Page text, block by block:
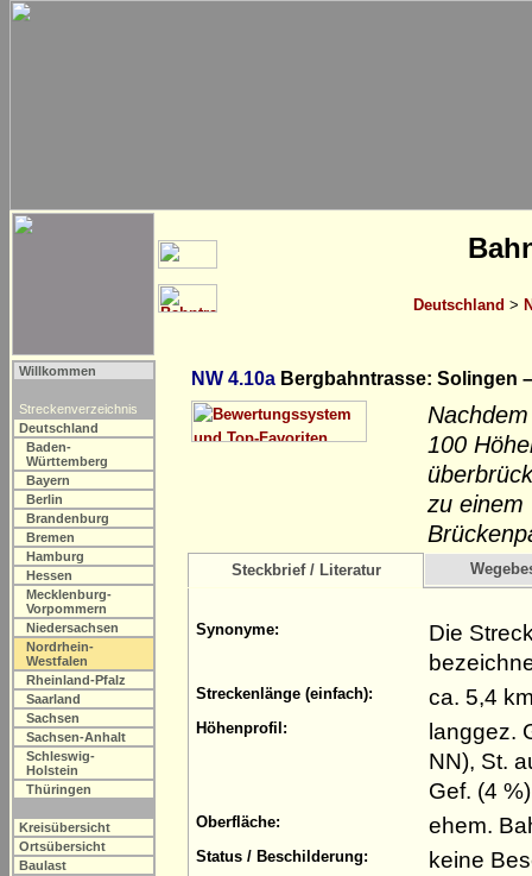
Deutschland >
Willkommen
Streckenverzeichnis
Deutschland
Baden-
Württemberg
Bayern
Berlin
Brandenburg
Bremen
Hamburg
Hessen
Mecklenburg-
Vorpommern
Niedersachsen
Nordrhein-
Westfalen
Rheinland-Pfalz
Saarland
Sachsen
Sachsen-Anhalt
Schleswig-
Holstein
Thüringen
Kreisübersicht
Ortsübersicht
Baulast
NW 4.10a Bergbahntrasse: Solingen
100
zu einem
Steckbrief / Literatur
Synonyme:
Die
Streckenlänge (einfach): ca. 5,4
Höhenprofil:
langgez.
NN), St.
Gef. (4
Oberfläche: ehem.
Status / Beschilderung:
keine